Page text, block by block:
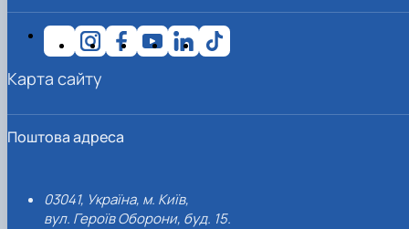
Поштова адреса
03041, Україна, м. Київ,
вул. Героїв Оборони, буд. 15.
Карта сайту